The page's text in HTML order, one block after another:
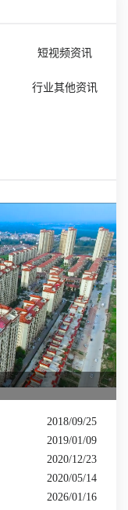
短视频资讯
行业其他资讯
2018/09/25
2019/01/09
2020/12/23
2020/05/14
2026/01/16